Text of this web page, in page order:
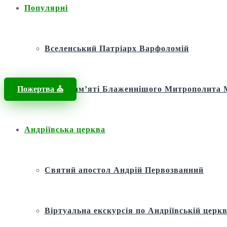
Популярні
Вселенський Патріарх Варфоломій
Фонд пам’яті Блаженнішого
Андріївська церква
Святий апостол Андрій Первозванний
Віртуальна екскурсія по Андріївській
Пожертва ⛪️